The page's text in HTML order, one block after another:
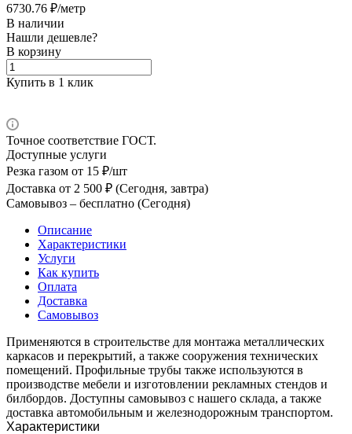
6730.76 ₽/метр
В наличии
Нашли дешевле?
В корзину
Купить в 1 клик
Точное соответствие ГОСТ.
Доступные услуги
Резка газом от 15 ₽/шт
Доставка от 2 500 ₽ (Сегодня, завтра)
Самовывоз – бесплатно (Сегодня)
Описание
Характеристики
Услуги
Как купить
Оплата
Доставка
Самовывоз
Применяются в строительстве для монтажа металлических
каркасов и перекрытий, а также сооружения технических
помещений. Профильные трубы также используются в
производстве мебели и изготовлении рекламных стендов и
билбордов. Доступны самовывоз с нашего склада, а также
доставка автомобильным и железнодорожным транспортом.
Характеристики